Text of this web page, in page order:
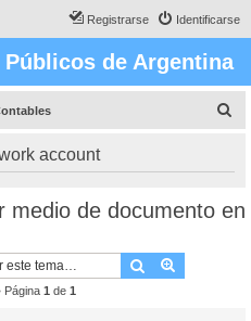
Identificarse
Registrarse
de Argentina
a
account
medio de documento en
Buscar
Página 1 de 1